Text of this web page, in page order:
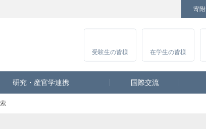
寄附
Instagram
受験生の皆様 在学生の皆様
研究・産官学連携 国際交流